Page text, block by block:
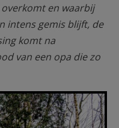
en waarbij
intens gemis blijft, de
komt na
van een opa die zo